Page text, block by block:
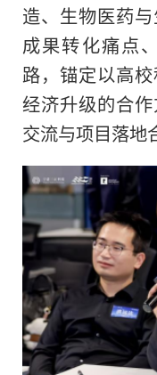
造、生物医药
成果转化痛点
路，锚定以高
经济升级的合
交流与项目落地